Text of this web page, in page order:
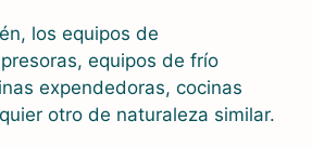
los equipos de
equipos de frío
expendedoras, cocinas
otro de naturaleza similar.